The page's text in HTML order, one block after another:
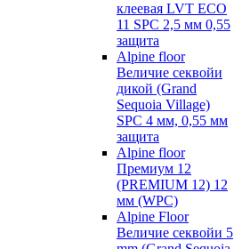
клеевая LVT ECO
11 SPC 2,5 мм 0,55
защита
Alpine floor
Величие секвойи
дикой (Grand
Sequoia Village)
SPC 4 мм, 0,55 мм
защита
Alpine floor
Премиум 12
(PREMIUM 12) 12
мм (WPC)
Alpine Floor
Величие секвойи 5